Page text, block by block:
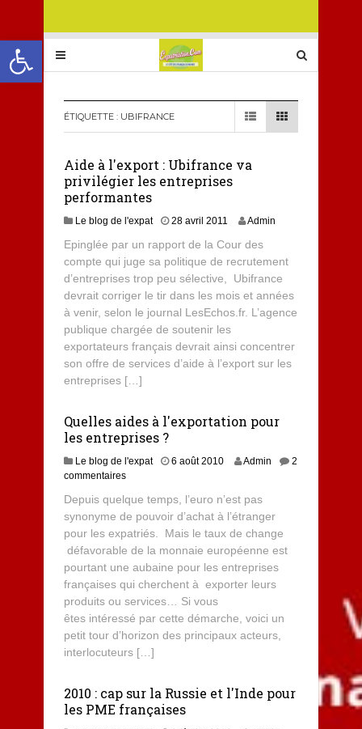
Ouvrir la barre d’outils
ÉTIQUETTE : UBIFRANCE
Aide à l'export : Ubifrance va
privilégier les entreprises
performantes
Le blog de l'expat 28 avril 2011 Admin
Epinglée par un rapport de la Cour des
compte qui juge sa politique de recrutement
d’entreprises trop peu sélective, Ubifrance
devrait corriger le tir dans les mois et années
à venir, selon le journal LesEchos.fr. L’agence
publique chargée de soutenir les
exportateurs français devrait ainsi concentrer
son offre de services d’aide à l’export sur les
entreprises […]
Quelles aides à l'exportation pour
les entreprises ?
Le blog de l'expat 6 août 2010 Admin
2
commentaires
Depuis quelque temps, l’euro n’est pas
synonyme de pouvoir d’achat à l’étranger
pour les expatriés. Mais le taux de change
défavorable de la monnaie européenne est
pourtant une aubaine pour les entreprises
françaises qui cherchent à exporter leurs
produits ou services… Si vous
êtes intéressé par cette démarche, voici un
petit tour d’horizon des principaux acteurs,
interlocuteurs […]
2010 : cap sur la Russie et l'Inde pour
les PME françaises